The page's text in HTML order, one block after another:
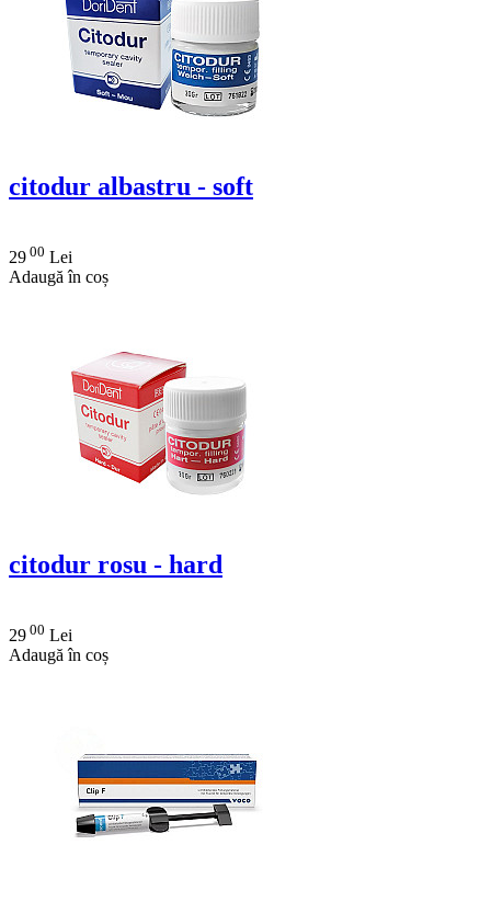
citodur albastru - soft
29 00 Lei
Adaugă în coș
citodur rosu - hard
29 00 Lei
Adaugă în coș